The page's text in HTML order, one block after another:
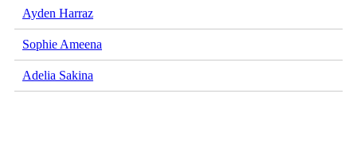
Ayden Harraz
Sophie Ameena
Adelia Sakina